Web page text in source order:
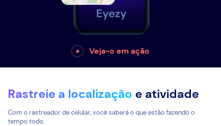
Veja-o em ação
Rastreie a localização e atividade
Com o rastreador de celular, você saberá o que estão fazendo o
tempo todo.